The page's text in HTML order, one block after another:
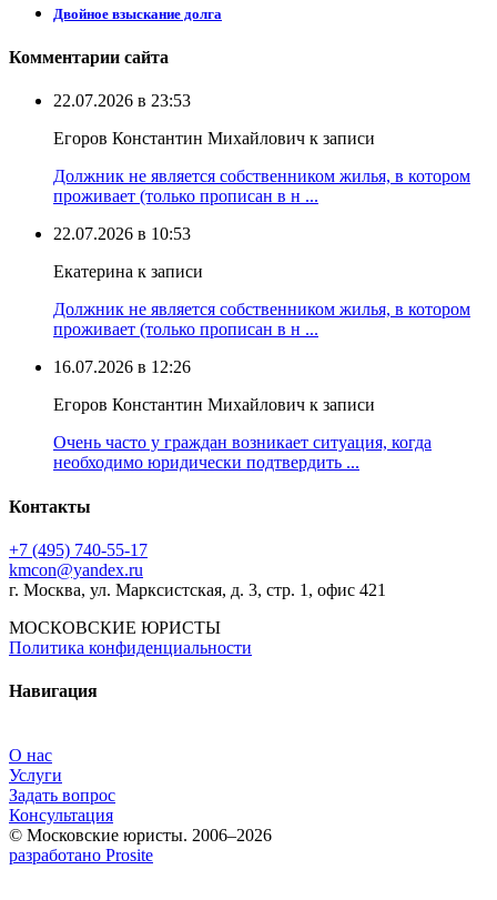
Двойное взыскание долга
Комментарии сайта
22.07.2026 в 23:53
Егоров Константин Михайлович к записи
Должник не является собственником жилья, в котором
проживает (только прописан в н ...
22.07.2026 в 10:53
Екатерина к записи
Должник не является собственником жилья, в котором
проживает (только прописан в н ...
16.07.2026 в 12:26
Егоров Константин Михайлович к записи
Очень часто у граждан возникает ситуация, когда
необходимо юридически подтвердить ...
Контакты
+7 (495) 740‑55‑17
kmcon@yandex.ru
г. Москва, ул. Марксистская, д. 3, стр. 1, офис 421
МОСКОВСКИЕ ЮРИСТЫ
Политика конфиденциальности
Навигация
О нас
Услуги
Задать вопрос
Консультация
© Московские юристы. 2006–2026
разработано Prosite